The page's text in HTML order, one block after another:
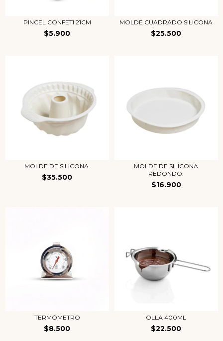
PINCEL CONFETI 21CM
$5.900
MOLDE CUADRADO SILICONA
$25.500
MOLDE DE SILICONA.
$35.500
MOLDE DE SILICONA
REDONDO.
$16.900
TERMÓMETRO
$8.500
OLLA 400ML
$22.500